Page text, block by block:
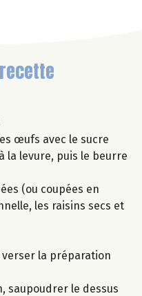
recette
œufs avec le sucre
la levure, puis le beurre
(ou coupées en
les raisins secs et
la préparation
saupoudrer le dessus